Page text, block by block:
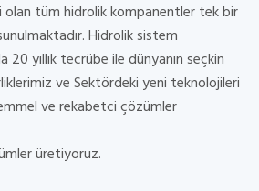
olan tüm hidrolik kompanentler tek bir
Hidrolik sistem
yıllık tecrübe ile dünyanın seçkin
ve Sektördeki yeni teknolojileri
ve rekabetci çözümler
üretiyoruz.